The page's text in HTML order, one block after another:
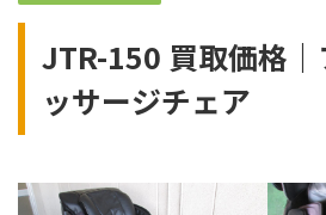
JTR-150 買取価格
ッサージチェア